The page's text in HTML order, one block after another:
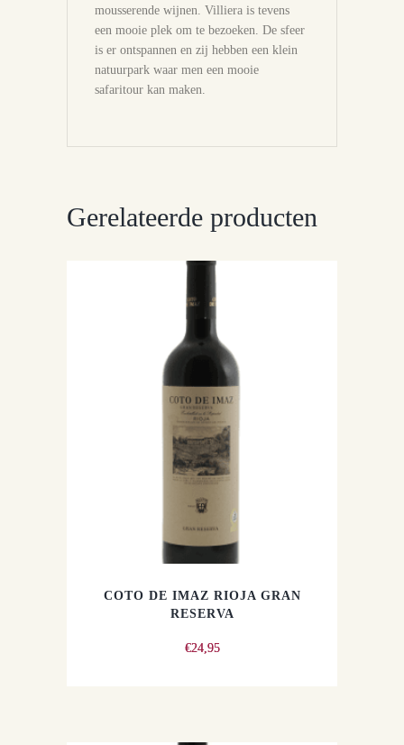
mousserende wijnen. Villiera is tevens
een mooie plek om te bezoeken. De sfeer
is er ontspannen en zij hebben een klein
natuurpark waar men een mooie
safaritour kan maken.
Gerelateerde producten
COTO DE IMAZ RIOJA GRAN
RESERVA
€24,95